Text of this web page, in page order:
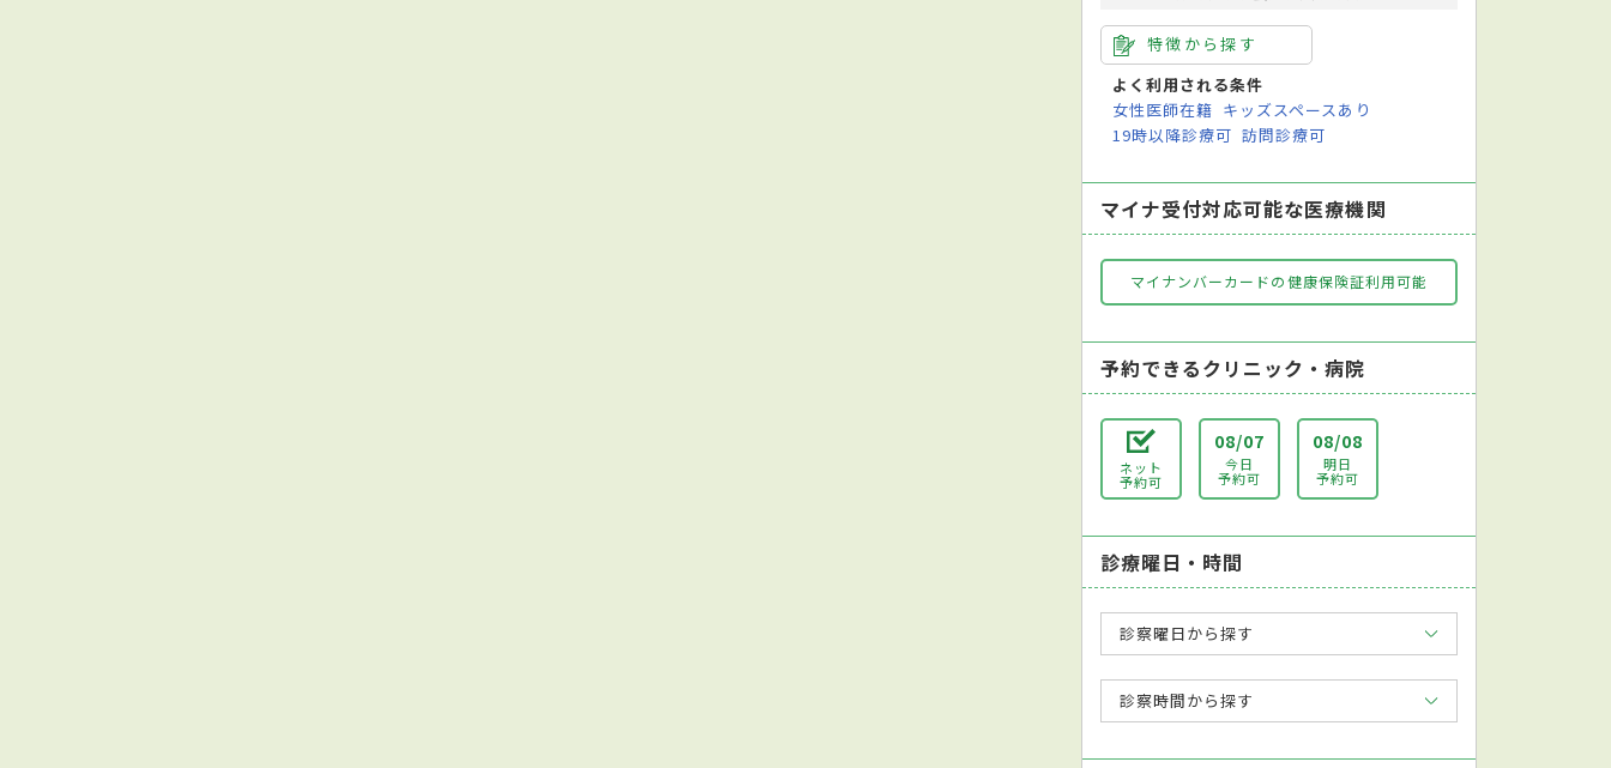
特徴から探す
よく利用される条件
女性医師在籍 キッズスペースあり
19時以降診療可 訪問診療可
マイナ受付対応可能な医療機関
マイナンバーカードの健康保険証利用可能
予約できるクリニック・病院
ネット
予約可
08/07
今日
予約可
08/08
明日
予約可
診療曜日・時間
診察曜日から探す
診察時間から探す